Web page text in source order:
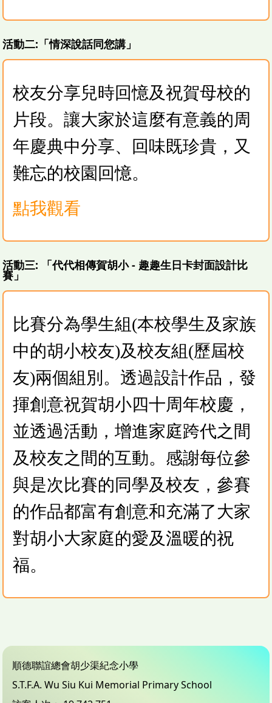
活動二:「情深說話同您講」
校友分享兒時回憶及祝賀母校的
片段。讓大家於這麼有意義的周
年慶典中分享、回味既珍貴，又
難忘的校園回憶。
點我觀看
活動三: 「代代相傳賀胡小 - 趣趣生日卡封面設計比
賽」
比賽分為學生組(本校學生及家族
中的胡小校友)及校友組(歷屆校
友)兩個組別。透過設計作品，發
揮創意祝賀胡小四十周年校慶，
並透過活動，增進家庭跨代之間
及校友之間的互動。感謝每位參
與是次比賽的同學及校友，參賽
的作品都富有創意和充滿了大家
對胡小大家庭的愛及溫暖的祝
福。
順德聯誼總會胡少渠紀念小學
S.T.F.A. Wu Siu Kui Memorial Primary School